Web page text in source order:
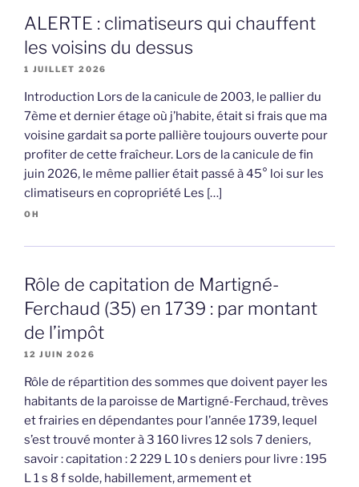
ALERTE : climatiseurs qui chauffent
les voisins du dessus
1 JUILLET 2026
Introduction Lors de la canicule de 2003, le pallier du
7ème et dernier étage où j’habite, était si frais que ma
voisine gardait sa porte pallière toujours ouverte pour
profiter de cette fraîcheur. Lors de la canicule de fin
juin 2026, le même pallier était passé à 45° loi sur les
climatiseurs en copropriété Les […]
OH
Rôle de capitation de Martigné-
Ferchaud (35) en 1739 : par montant
de l’impôt
12 JUIN 2026
Rôle de répartition des sommes que doivent payer les
habitants de la paroisse de Martigné-Ferchaud, trèves
et frairies en dépendantes pour l’année 1739, lequel
s’est trouvé monter à 3 160 livres 12 sols 7 deniers,
savoir : capitation : 2 229 L 10 s deniers pour livre : 195
L 1 s 8 f solde, habillement, armement et